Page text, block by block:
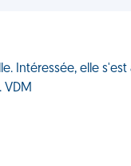
Intéressée, elle
VDM